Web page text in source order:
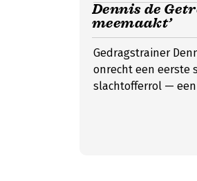
Dennis de
meemaakt’
Gedragstrainer
onrecht een eerste
slachtofferrol —